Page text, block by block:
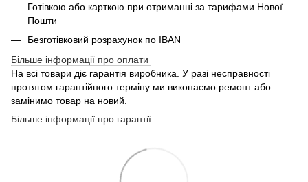
Готівкою або карткою при отриманні за тарифами Нової
Пошти
Безготівковий розрахунок по IBAN
Більше інформації про оплати
На всі товари діє гарантія виробника. У разі несправності
протягом гарантійного терміну ми виконаємо ремонт або
замінимо товар на новий.
Більше інформації про гарантії